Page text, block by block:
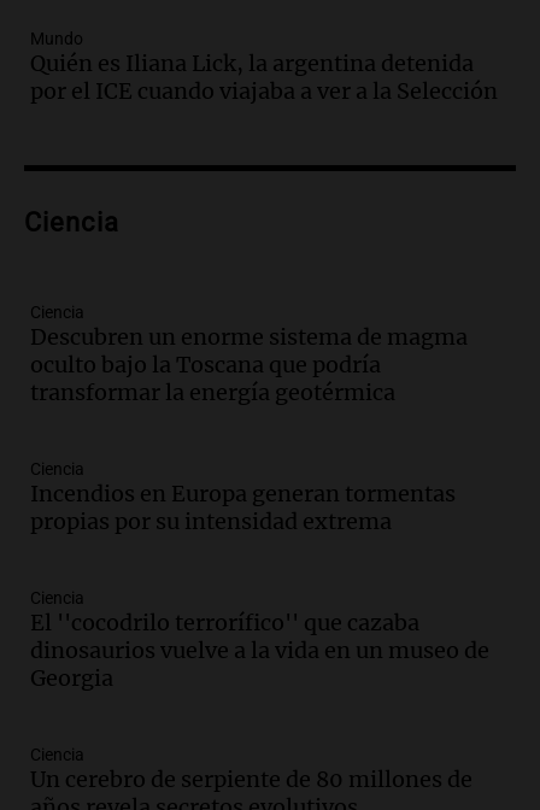
Audio.
un pozo de 17 metros en Nueva Córdoba
Panorama Federal
Audio.Lanzamiento del Tigo 7 CSH: el
al mercado argentino
Audio.
Mundial de Natación de Invierno con
récords y atletas de 20 países
Amamos Argentina
Audio.
accidente fatal en San Luis dejó tres
jóvenes muertos y un herido grave
Audio. Historiador de la UBA celebró la
marcha atrás en la Ley de Tierras:
“Frenamos un saqueo de recursos”
Amamos Argentina
Audio.
Federal Sancor Seguros y adelantó su
Mundo
Quién es Iliana Lick, la argentina detenida
por el ICE cuando viajaba a ver a la Selección
Ciencia
Ciencia
Descubren un enorme sistema de magma
oculto bajo la Toscana que podría
transformar la energía geotérmica
Ciencia
Incendios en Europa generan tormentas
propias por su intensidad extrema
Ciencia
El ''cocodrilo terrorífico'' que cazaba
dinosaurios vuelve a la vida en un museo de
Georgia
Ciencia
Un cerebro de serpiente de 80 millones de